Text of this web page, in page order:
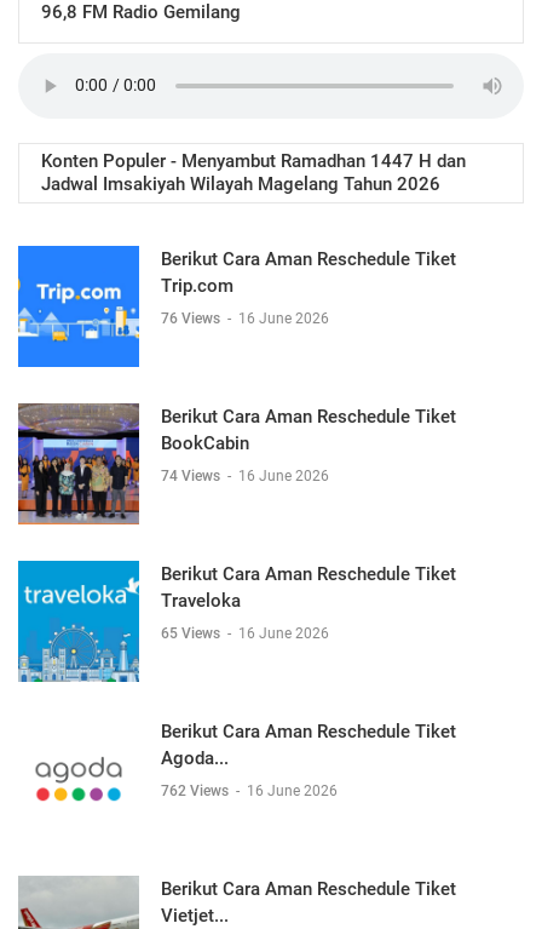
96,8 FM Radio Gemilang
Konten Populer - Menyambut Ramadhan 1447 H dan
Jadwal Imsakiyah Wilayah Magelang Tahun 2026
Berikut Cara Aman Reschedule Tiket
Trip.com
76 Views - 16 June 2026
Berikut Cara Aman Reschedule Tiket
BookCabin
74 Views - 16 June 2026
Berikut Cara Aman Reschedule Tiket
Traveloka
65 Views - 16 June 2026
Berikut Cara Aman Reschedule Tiket
Agoda...
762 Views - 16 June 2026
Berikut Cara Aman Reschedule Tiket
Vietjet...